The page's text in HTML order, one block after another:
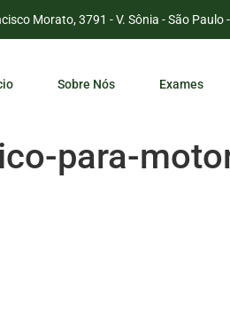
Morato, 3791 - V. Sônia - São Paulo
Sobre Nós Exames
para-